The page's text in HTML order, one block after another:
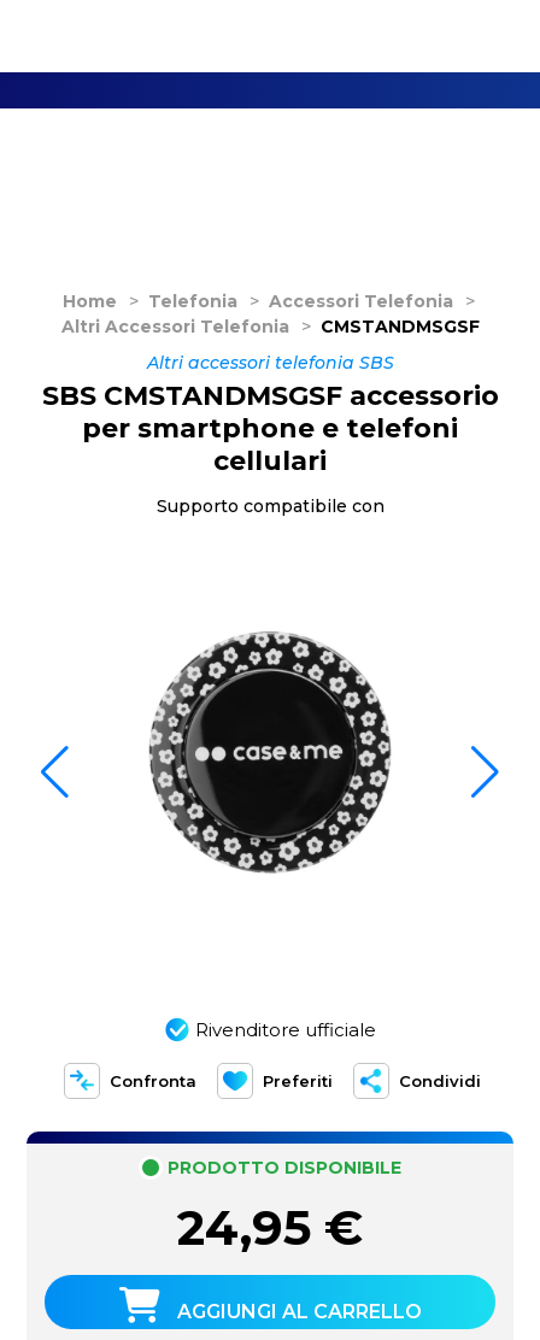
Home > Telefonia > Accessori Telefonia
>
Altri Accessori Telefonia
> CMSTANDMSGSF
Altri accessori telefonia SBS
Rivenditore ufficiale
Confronta Preferiti Condividi
SBS CMSTANDMSGSF accessorio
per smartphone e telefoni
cellulari
Supporto compatibile con
PRODOTTO DISPONIBILE
24,95 €
AGGIUNGI AL CARRELLO